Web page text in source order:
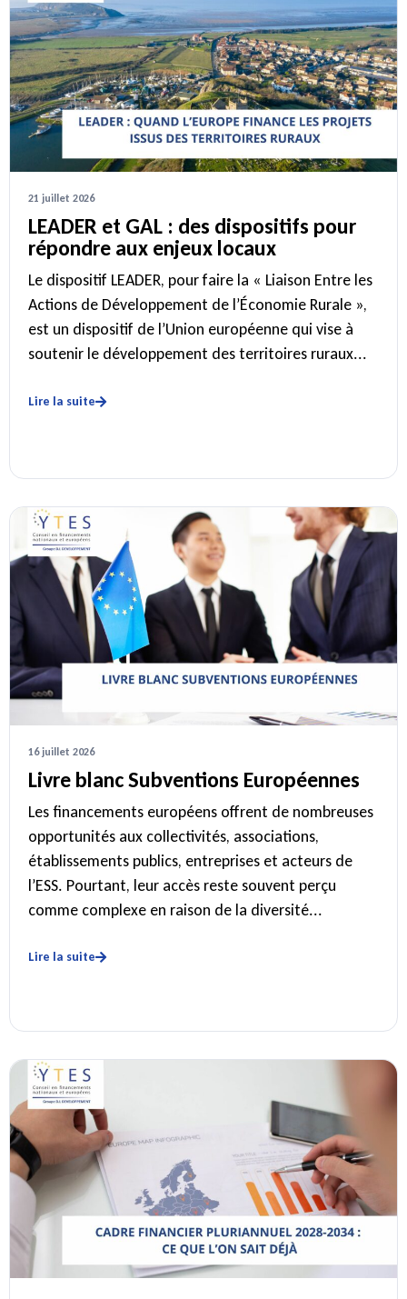
21 juillet 2026
LEADER et GAL : des dispositifs pour
répondre aux enjeux locaux
Le dispositif LEADER, pour faire la « Liaison Entre les
Actions de Développement de l’Économie Rurale »,
est un dispositif de l’Union européenne qui vise à
soutenir le développement des territoires ruraux...
Lire la suite
16 juillet 2026
Livre blanc Subventions Européennes
Les financements européens offrent de nombreuses
opportunités aux collectivités, associations,
établissements publics, entreprises et acteurs de
l’ESS. Pourtant, leur accès reste souvent perçu
comme complexe en raison de la diversité...
Lire la suite